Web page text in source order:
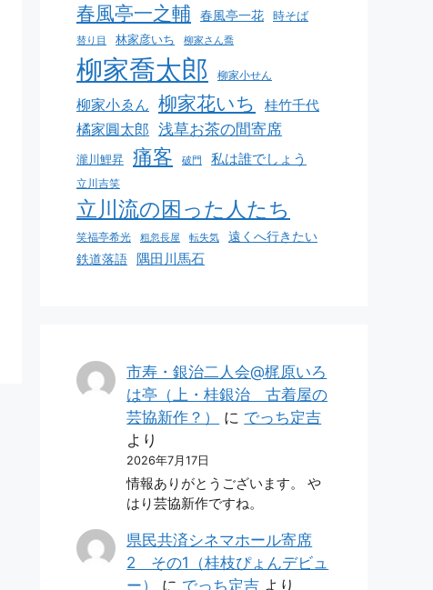
春風亭一之輔 春風亭一花 時そば
替り目 林家彦いち 柳家さん喬
柳家喬太郎 柳家小せん
柳家小ゑん 柳家花いち 桂竹千代
橘家圓太郎 浅草お茶の間寄席
瀧川鯉昇 痛客 破門 私は誰でしょう
立川吉笑
立川流の困った人たち
笑福亭希光 粗忽長屋 転失気
遠くへ行きたい
鉄道落語
隅田川馬石
市寿・銀治二人会@梶原いろ
は亭（上・桂銀治 古着屋の
芸協新作？）
に でっち定吉
より
2026年7月17日
情報ありがとうございます。 や
はり芸協新作ですね。
県民共済シネマホール寄席
2 その1（桂枝ぴょんデビュ
ー）
に でっち定吉 より